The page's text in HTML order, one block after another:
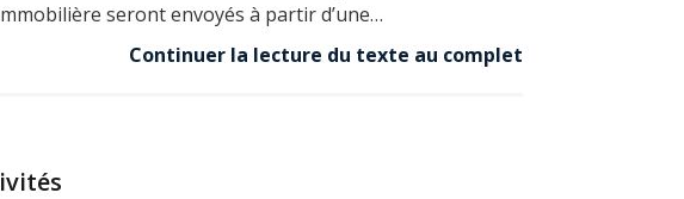
seront envoyés à partir d’une…
Continuer la lecture du texte au complet